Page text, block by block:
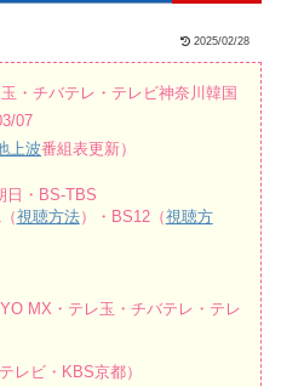
2025/02/28
・チバテレ・テレビ神奈川韓国
07
上波番組表更新）
日・BS-TBS
視聴方法）・BS12（視聴方
MX・テレ玉・チバテレ・テレ
レビ・KBS京都）